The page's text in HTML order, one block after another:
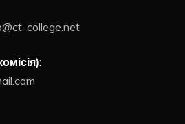
college.net